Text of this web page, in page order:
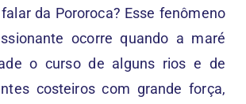
da Pororoca? Esse fenômeno
ocorre quando a maré
o curso de alguns rios e de
costeiros com grande força,